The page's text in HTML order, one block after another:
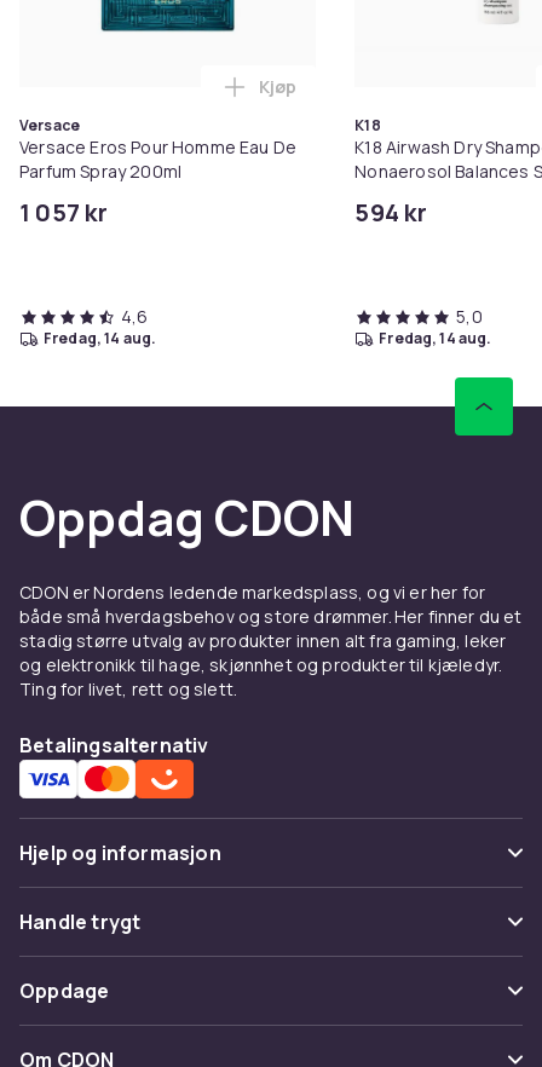
Versace
Versace Eros Pour Homme Eau De
Parfum Spray 200ml
1 057 kr
Legg Versace Eros Pour
Kjøp
4,6
fredag, 14 aug.
K18
K18 Airwash Dry
Nonaerosol Balances
594 kr
5,0
fredag, 14 aug.
Oppdag CDON
CDON er Nordens ledende markedsplass, og vi er her for
både små hverdagsbehov og store drømmer. Her finner du et
stadig større utvalg av produkter innen alt fra gaming, leker
og elektronikk til hage, skjønnhet og produkter til kjæledyr.
Ting for livet, rett og slett.
Betalingsalternativ
Hjelp og informasjon
Vanlige spørsmål
Spor pakke
Angre & returner her
Kontakt oss
Handle trygt
Betaling
Levering
Oppdage
Kategorier
Om CDON